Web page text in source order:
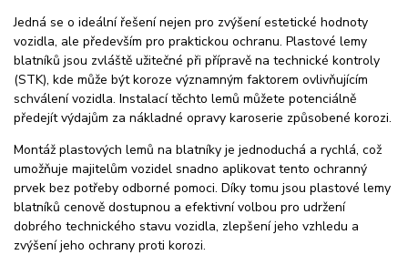
Jedná se o ideální řešení nejen pro zvýšení estetické hodnoty
vozidla, ale především pro praktickou ochranu. Plastové lemy
blatníků jsou zvláště užitečné při přípravě na technické kontroly
(STK), kde může být koroze významným faktorem ovlivňujícím
schválení vozidla. Instalací těchto lemů můžete potenciálně
předejít výdajům za nákladné opravy karoserie způsobené korozi.
Montáž plastových lemů na blatníky je jednoduchá a rychlá, což
umožňuje majitelům vozidel snadno aplikovat tento ochranný
prvek bez potřeby odborné pomoci. Díky tomu jsou plastové lemy
blatníků cenově dostupnou a efektivní volbou pro udržení
dobrého technického stavu vozidla, zlepšení jeho vzhledu a
zvýšení jeho ochrany proti korozi.